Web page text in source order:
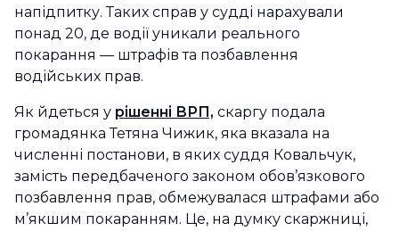
напідпитку. Таких справ у судді нарахували
понад 20, де водії уникали реального
покарання — штрафів та позбавлення
водійських прав.
Як йдеться у рішенні ВРП, скаргу подала
громадянка Тетяна Чижик, яка вказала на
численні постанови, в яких суддя Ковальчук,
замість передбаченого законом обов’язкового
позбавлення прав, обмежувалася штрафами або
м’якшим покаранням. Це, на думку скаржниці,